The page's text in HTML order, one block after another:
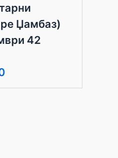
Џамбаз)
42